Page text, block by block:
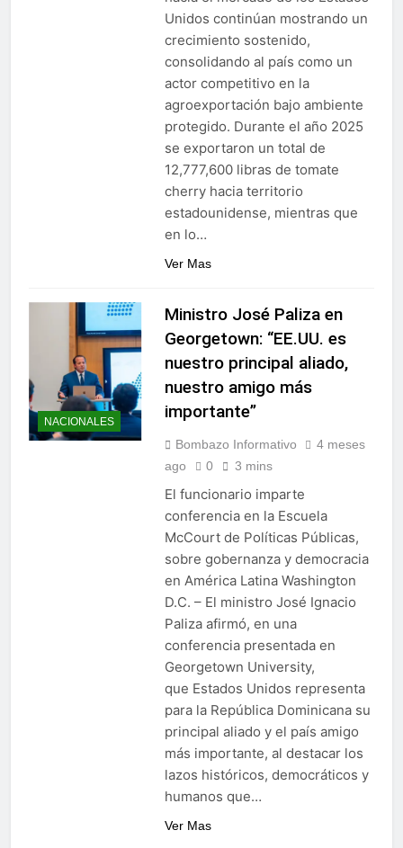
Alejandro Fernández W.
termina gestión en la
Bancos
6 Días Ago
Unidos continúan mostrando un
crecimiento sostenido,
consolidando al país como un
actor competitivo en la
agroexportación bajo ambiente
protegido. Durante el año 2025
se exportaron un total de
12,777,600 libras de tomate
cherry hacia territorio
estadounidense, mientras que
en lo…
Ver Mas
NACIONALES
Ministro José Paliza en
Georgetown: “EE.UU. es
nuestro principal aliado,
nuestro amigo más
importante”
Bombazo Informativo
4 meses
ago
0 3 mins
El funcionario imparte
conferencia en la Escuela
McCourt de Políticas Públicas,
sobre gobernanza y democracia
en América Latina Washington
D.C. – El ministro José Ignacio
Paliza afirmó, en una
conferencia presentada en
Georgetown University,
que Estados Unidos representa
para la República Dominicana su
principal aliado y el país amigo
más importante, al destacar los
lazos históricos, democráticos y
humanos que…
Ver Mas